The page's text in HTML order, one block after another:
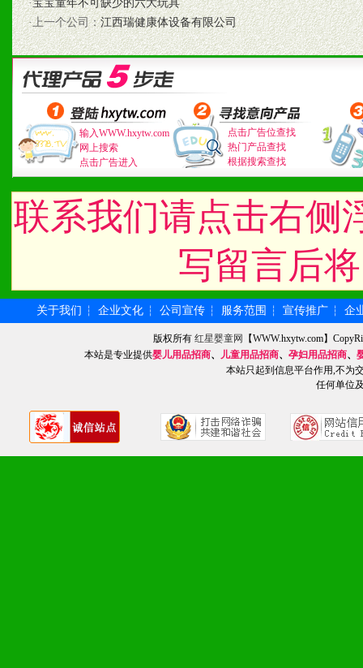
1、广告企划支持：产品手
品全面配赠，免费提供软
册、专柜咨询手册等各种
2、市场保护支持：供优质
统一底价供货、严格保证
3、对代理商、经销商提供
单，税务发票，产品质量
4、营销技术支持：因地制
专柜、社区、HS、名人营
5、返利奖励支持：累计
6、售后服务支持：营销
培训等企业售后服务。
7、退换货支持：诚信为本
·宝宝童年不可缺少的六大玩具
·上一个公司：江西瑞健康体设备有限公司
输入WWW.hxytw.com
网上搜索
点击广告进入
点击广告位查找
热门产品查找
根据搜索查找
联系我们请点击右侧
写留言后
关于我们 ┆ 企业文化 ┆ 公司宣传 ┆ 服务范围 ┆ 宣传推广 ┆ 企
版权所有红星婴童网
【WWW.hxytw.com】
本站是专业提供婴儿用品招商、 儿童用品招商、 孕妇用品招商、
本站只起到信息平台作用,不为
任何单位